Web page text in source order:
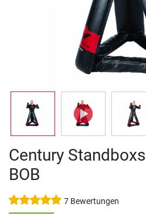
Century
BOB
7 Bewertungen